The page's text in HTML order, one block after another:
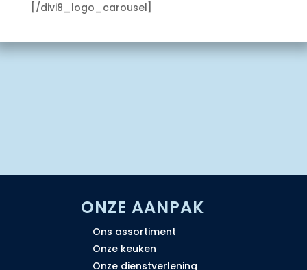
[/divi8_logo_carousel]
ONZE AANPAK
Ons assortiment
Onze keuken
Onze dienstverlening